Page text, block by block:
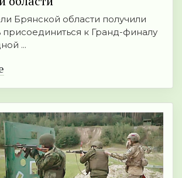
Брянской области получили
к Гранд-финалу
...